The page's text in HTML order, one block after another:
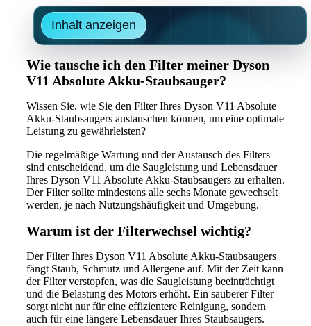
Inhalt anzeigen
Wie tausche ich den Filter meiner Dyson
V11 Absolute Akku-Staubsauger?
Wissen Sie, wie Sie den Filter Ihres Dyson V11 Absolute
Akku-Staubsaugers austauschen können, um eine optimale
Leistung zu gewährleisten?
Die regelmäßige Wartung und der Austausch des Filters
sind entscheidend, um die Saugleistung und Lebensdauer
Ihres Dyson V11 Absolute Akku-Staubsaugers zu erhalten.
Der Filter sollte mindestens alle sechs Monate gewechselt
werden, je nach Nutzungshäufigkeit und Umgebung.
Warum ist der Filterwechsel wichtig?
Der Filter Ihres Dyson V11 Absolute Akku-Staubsaugers
fängt Staub, Schmutz und Allergene auf. Mit der Zeit kann
der Filter verstopfen, was die Saugleistung beeinträchtigt
und die Belastung des Motors erhöht. Ein sauberer Filter
sorgt nicht nur für eine effizientere Reinigung, sondern
auch für eine längere Lebensdauer Ihres Staubsaugers.